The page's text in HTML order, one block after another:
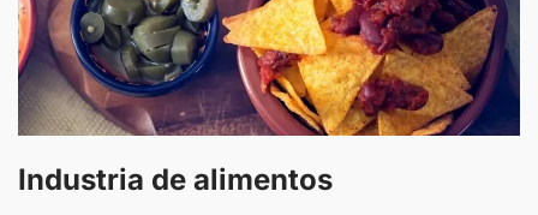
Industria de alimentos